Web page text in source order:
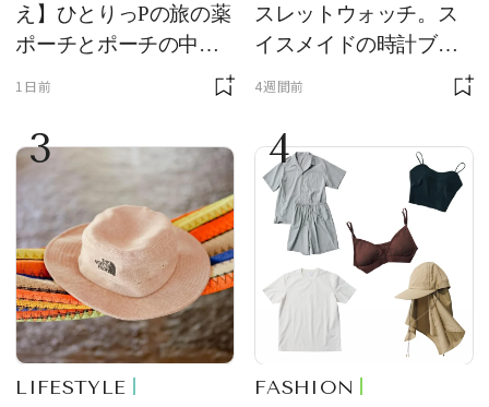
え】ひとりっPの旅の薬
ポーチとポーチの中身
を初公開！ 本当に使え
ム
1日前
スレットウォッチ。ス
イスメイドの時計ブラ
ンド【フレデリック・
をレビュー。【それい
け！ 良品ハンター】
4週間前
3
LIFESTYLE
4
FASHION